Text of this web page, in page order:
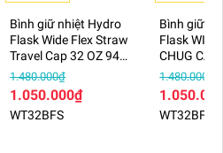
Bình giữ nhiệt Hydro
Flask Wide Flex Straw
Travel Cap 32 OZ 946
ml – WT32BFS
1.480.000₫
1.050.000₫
WT32BFS
Bình giữ
Flask
CHUG CAP
BOTTLE
–
1.480.000₫
WT32BFCC